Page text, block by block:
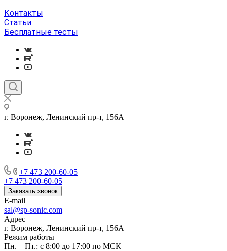
Контакты
Статьи
Бесплатные тесты
г. Воронеж, Ленинский пр-т, 156А
+7 473 200-60-05
+7 473 200-60-05
Заказать звонок
E-mail
sal@sp-sonic.com
Адрес
г. Воронеж, Ленинский пр-т, 156А
Режим работы
Пн. – Пт.: с 8:00 до 17:00 по МСК